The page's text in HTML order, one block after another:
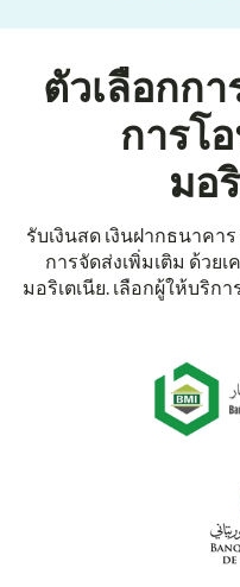
ตัวเลือกก
การโ
มอ
รับเงินสด เงินฝากธนาคา
การจัดส่งเพิ่มเติม ด้วยเ
มอริเตเนีย. เลือกผู้ให้บริ